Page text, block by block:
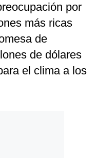
por
más ricas
de
de dólares
el clima a los